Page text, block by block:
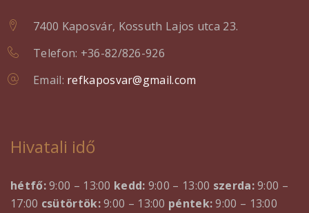
7400 Kaposvár, Kossuth Lajos utca 23.
Telefon: +36-82/826-926
Email: refkaposvar@gmail.com
Hivatali idő
hétfő:9:00 – 13:00 kedd: 9:00 – 13:00 szerda:9:00 –
17:00 csütörtök:9:00 – 13:00 péntek:9:00 – 13:00